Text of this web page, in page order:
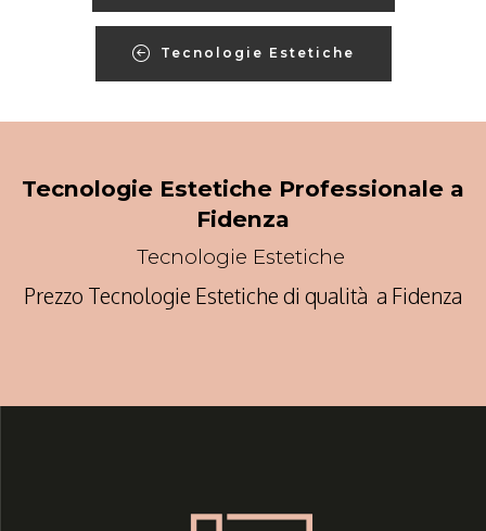
Tecnologie Estetiche
Tecnologie Estetiche Professionale a
Fidenza
Tecnologie Estetiche
Prezzo Tecnologie Estetiche di qualità a Fidenza